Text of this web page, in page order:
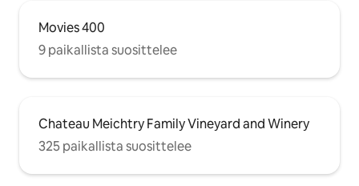
Movies 400
9 paikallista suosittelee
Chateau Meichtry Family Vineyard and Winery
325 paikallista suosittelee